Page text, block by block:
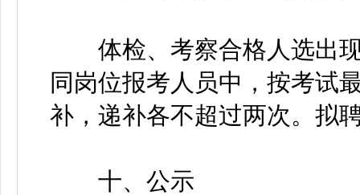
体检、考察合格人选出现
同岗位报考人员中，按考试
补，递补各不超过两次。拟
十、公示